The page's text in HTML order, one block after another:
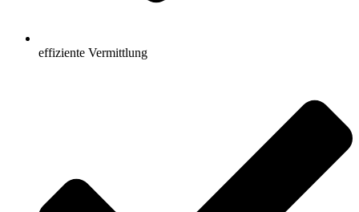
effiziente Vermittlung